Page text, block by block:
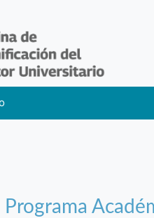
Programa